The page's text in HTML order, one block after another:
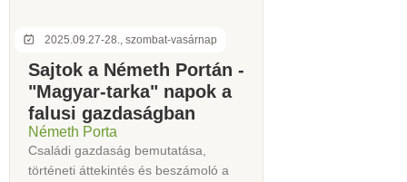
2025.09.27-28., szombat-vasárnap
Sajtok a Németh Portán -
"Magyar-tarka" napok a
falusi gazdaságban
Németh Porta
Családi gazdaság bemutatása,
történeti áttekintés és beszámoló a